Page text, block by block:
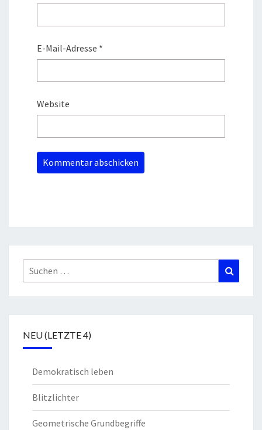
E-Mail-Adresse *
Website
Suchen
nach:
NEU (LETZTE 4)
Demokratisch leben
Blitzlichter
Geometrische Grundbegriffe